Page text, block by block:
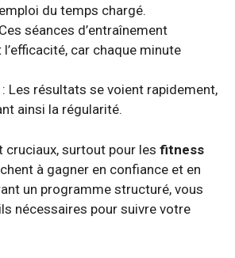
du temps chargé.
séances d’entraînement
car chaque minute
: Les résultats se voient rapidement,
ainsi la régularité.
cruciaux, surtout pour les fitness
à gagner en confiance et en
un programme structuré, vous
nécessaires pour suivre votre